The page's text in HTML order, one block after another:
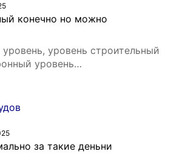
конечно но можно
уровень строительный
уровень
нивелир лазерный 4d 16
за такие деньни